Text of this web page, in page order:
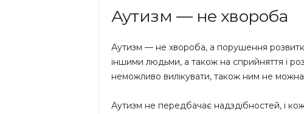
Аутизм — не хвороба
Аутизм — не хвороба, а порушення
іншими людьми, а також на сприйняття і
неможливо вилікувати, також ним не можна
Аутизм не передбачає надздібностей, і